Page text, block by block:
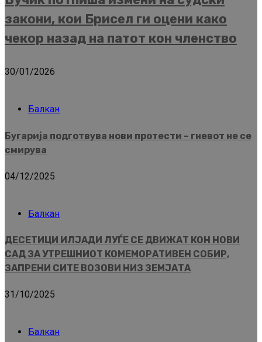
закони, кои Брисел ги оцени како
чекор назад на патот кон членство
30/01/2026
Балкан
Бугарија подготвува нови протести – гневот не се
смирува
04/12/2025
Балкан
ДЕСЕТИЦИ ИЛЈАДИ ЛУЃЕ СЕ ДВИЖАТ КОН НОВИ
САД ЗА УТРЕШНИОТ КОМЕМОРАТИВЕН СОБИР,
ЗАПРЕНИ СИТЕ ВОЗОВИ НИЗ ЗЕМЈАТА
31/10/2025
Балкан